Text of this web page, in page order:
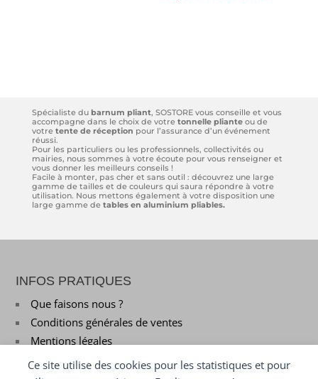
Ce site utilise des cookies pour les statistiques et pour
Spécialiste du barnum pliant, SOSTORE vous conseille et vous
accompagne dans le choix de votre tonnelle plianteou de
votretente de réception pour l’assurance d’un événement
réussi.
Pour les particuliers ou les professionnels, collectivités ou
mairies, nous sommes à votre écoute pour vous renseigner et
vous donner les meilleurs conseils !
Facile à monter, pas cher et sans outil : découvrez une large
gamme de tailles et de couleurs qui saura répondre à votre
utilisation. Nous mettons également à votre disposition une
large gamme de tables en aluminium pliables.
INFOS PRATIQUES
Que faisons nous ?
Conditions générales de ventes
Mentions légales